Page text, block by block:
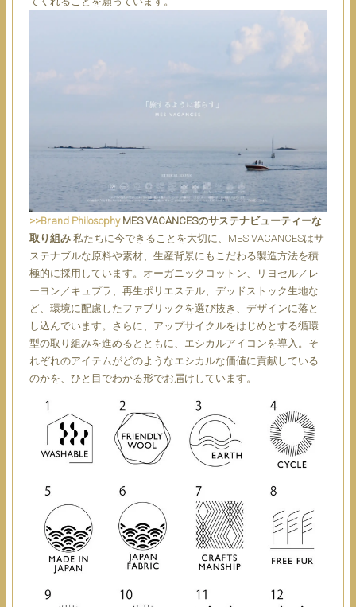
>>Brand Philosophy MES VACANCESのサステナビューティーな
取り組み 私たちに今できることを大切に、MES VACANCESはサ
ステナブルな原料や素材、生産背景にもこだわる製造方法を積
極的に採用しています。オーガニックコットン、リヨセル／レ
ーヨン／キュプラ、再生ポリエステル、デッドストック生地な
ど、環境に配慮したファブリックを選び抜き、デザインに落と
し込んでいます。さらに、アップサイクルをはじめとする循環
型の取り組みを進めるとともに、エシカルアイコンを導入。そ
れぞれのアイテムがどのようなエシカルな価値に貢献している
のかを、ひと目でわかる形でお届けしています。